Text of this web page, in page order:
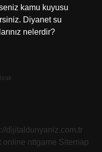
kamu kuyusu
Diyanet su
nelerdir?
dijitaldunyaniz.com.tr
online nttgame Sitemap